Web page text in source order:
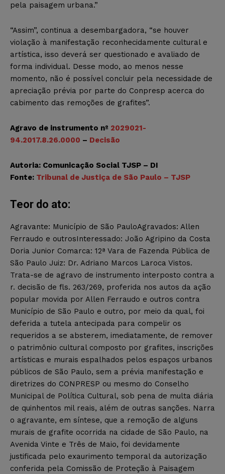
pela paisagem urbana.”
“Assim”, continua a desembargadora, “se houver
violação à manifestação reconhecidamente cultural e
artística, isso deverá ser questionado e avaliado de
forma individual. Desse modo, ao menos nesse
momento, não é possível concluir pela necessidade de
apreciação prévia por parte do Conpresp acerca do
cabimento das remoções de grafites”.
Agravo de instrumento nº 2029021-
94.2017.8.26.0000 – Decisão
Autoria: Comunicação Social TJSP – DI
Fonte: Tribunal de Justiça de São Paulo – TJSP
Teor do ato:
Agravante: Município de São PauloAgravados: Allen
Ferraudo e outrosInteressado: João Agripino da Costa
Doria Junior Comarca: 12ª Vara de Fazenda Pública de
São Paulo Juiz: Dr. Adriano Marcos Laroca Vistos.
Trata-se de agravo de instrumento interposto contra a
r. decisão de fls. 263/269, proferida nos autos da ação
popular movida por Allen Ferraudo e outros contra
Município de São Paulo e outro, por meio da qual, foi
deferida a tutela antecipada para compelir os
requeridos a se absterem, imediatamente, de remover
o patrimônio cultural composto por grafites, inscrições
artísticas e murais espalhados pelos espaços urbanos
públicos de São Paulo, sem a prévia manifestação e
diretrizes do CONPRESP ou mesmo do Conselho
Municipal de Política Cultural, sob pena de multa diária
de quinhentos mil reais, além de outras sanções. Narra
o agravante, em síntese, que a remoção de alguns
murais de grafite ocorrida na cidade de São Paulo, na
Avenida Vinte e Três de Maio, foi devidamente
justificada pelo exaurimento temporal da autorização
conferida pela Comissão de Proteção à Paisagem